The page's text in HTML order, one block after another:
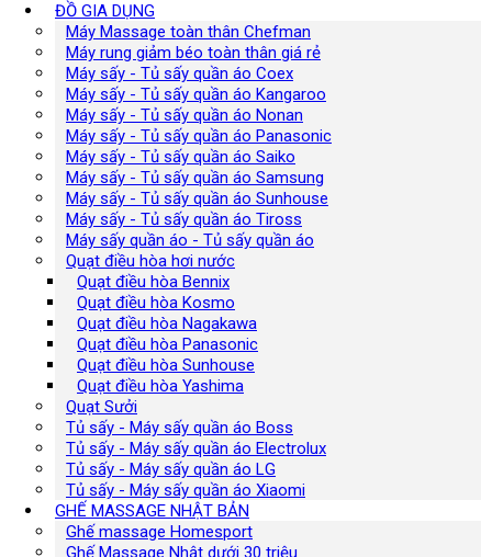
ĐỒ GIA DỤNG
Máy Massage toàn thân Chefman
Máy rung giảm béo toàn thân giá rẻ
Máy sấy - Tủ sấy quần áo Coex
Máy sấy - Tủ sấy quần áo Kangaroo
Máy sấy - Tủ sấy quần áo Nonan
Máy sấy - Tủ sấy quần áo Panasonic
Máy sấy - Tủ sấy quần áo Saiko
Máy sấy - Tủ sấy quần áo Samsung
Máy sấy - Tủ sấy quần áo Sunhouse
Máy sấy - Tủ sấy quần áo Tiross
Máy sấy quần áo - Tủ sấy quần áo
Quạt điều hòa hơi nước
Quạt điều hòa Bennix
Quạt điều hòa Kosmo
Quạt điều hòa Nagakawa
Quạt điều hòa Panasonic
Quạt điều hòa Sunhouse
Quạt điều hòa Yashima
Quạt Sưởi
Tủ sấy - Máy sấy quần áo Boss
Tủ sấy - Máy sấy quần áo Electrolux
Tủ sấy - Máy sấy quần áo LG
Tủ sấy - Máy sấy quần áo Xiaomi
GHẾ MASSAGE NHẬT BẢN
Ghế massage Homesport
Ghế Massage Nhật dưới 30 triệu